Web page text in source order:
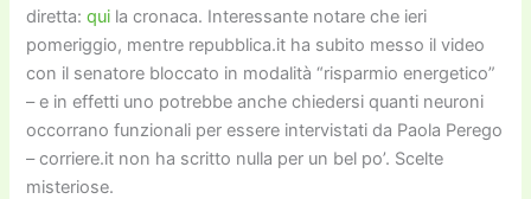
diretta:qui la cronaca. Interessante notare che ieri
pomeriggio, mentre repubblica.it ha subito messo il video
con il senatore bloccato in modalità “risparmio energetico”
– e in effetti uno potrebbe anche chiedersi quanti neuroni
occorrano funzionali per essere intervistati da Paola Perego
– corriere.it non ha scritto nulla per un bel po’. Scelte
misteriose.